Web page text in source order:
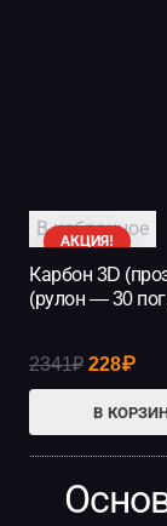
АКЦИЯ!
В избранное
Карбон 3D
(рулон — 30
2341₽ 228₽
В